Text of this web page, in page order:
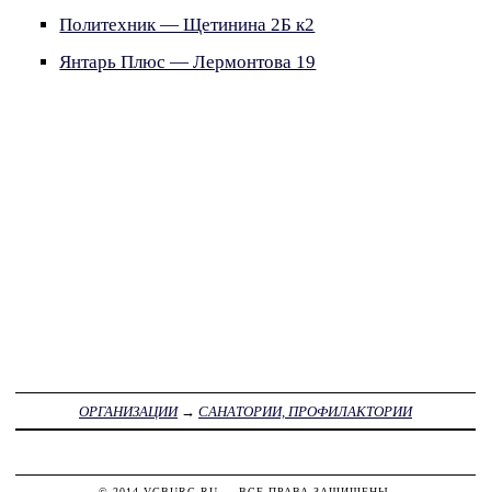
Политехник — Щетинина 2Б к2
Янтарь Плюс — Лермонтова 19
ОРГАНИЗАЦИИ→ САНАТОРИИ, ПРОФИЛАКТОРИИ